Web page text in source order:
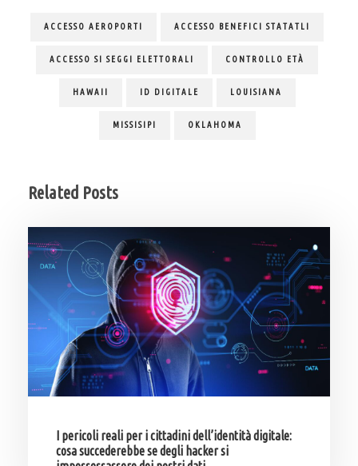
ACCESSO AEROPORTI ACCESSO BENEFICI STATATLI
ACCESSO SI SEGGI ELETTORALI CONTROLLO ETÀ
HAWAII ID DIGITALE LOUISIANA
MISSISIPI OKLAHOMA
Related Posts
I pericoli reali per i cittadini dell’identità digitale:
cosa succederebbe se degli hacker si